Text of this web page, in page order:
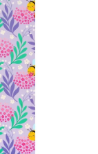
REJŽI